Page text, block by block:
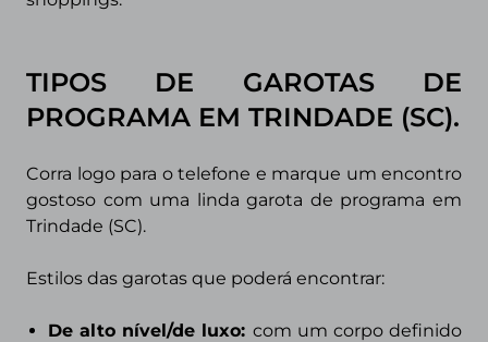
TIPOS DE GAROTAS DE
PROGRAMA EM TRINDADE (SC).
Corra logo para o telefone e marque um encontro
gostoso com uma linda garota de programa em
Trindade (SC).
Estilos das garotas que poderá encontrar:
De alto nível/de luxo: com um corpo definido